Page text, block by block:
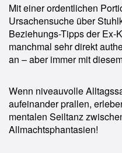
Mit einer ordentlichen
Ursachensuche über
Beziehungs-Tipps der Ex-
manchmal sehr direkt
an – aber immer mit
Wenn niveauvolle
aufeinander prallen,
mentalen Seiltanz
Allmachtsphantasien!